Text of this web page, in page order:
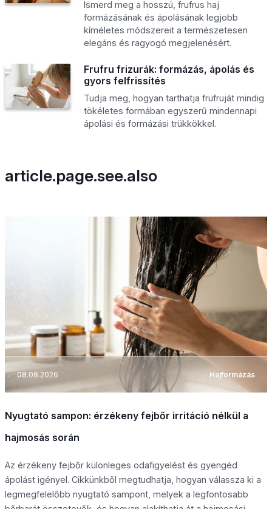
Ismerd meg a hosszú, frufrus haj
formázásának és ápolásának legjobb
kíméletes módszereit a természetesen
elegáns és ragyogó megjelenésért.
Frufru frizurák: formázás, ápolás és
gyors felfrissítés
Tudja meg, hogyan tarthatja frufruját mindig
tökéletes formában egyszerű mindennapi
ápolási és formázási trükkökkel.
article.page.see.also
08.08.2026 Hajformázás
Nyugtató sampon: érzékeny fejbőr irritáció nélkül a
hajmosás során
Az érzékeny fejbőr különleges odafigyelést és gyengéd
ápolást igényel. Cikkünkből megtudhatja, hogyan válassza ki a
legmegfelelőbb nyugtató sampont, melyek a legfontosabb